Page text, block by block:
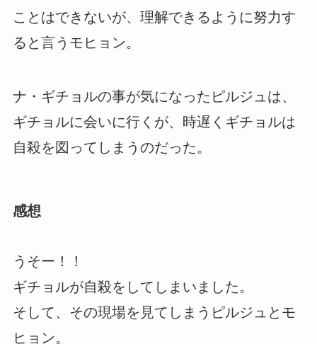
ことはできないが、理解できるように努力す
ると言うモヒョン。
ナ・ギチョルの事が気になったピルジュは、
ギチョルに会いに行くが、時遅くギチョルは
自殺を図ってしまうのだった。
感想
うそー！！
ギチョルが自殺をしてしまいました。
そして、その現場を見てしまうピルジュとモ
ヒョン。